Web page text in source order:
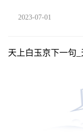
2023-07-01
天上白玉京下一句